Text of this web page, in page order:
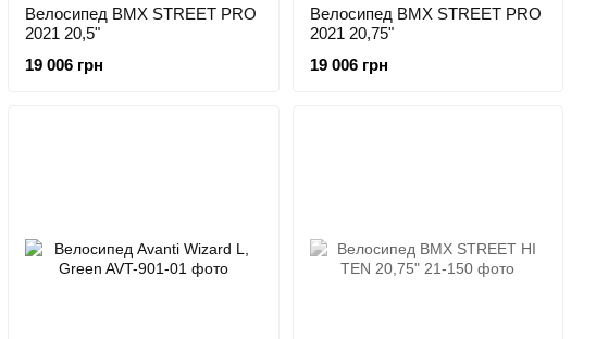
Велосипед BMX STREET PRO
2021 20,5"
19 006 грн
Велосипед BMX STREET PRO
2021 20,75"
19 006 грн